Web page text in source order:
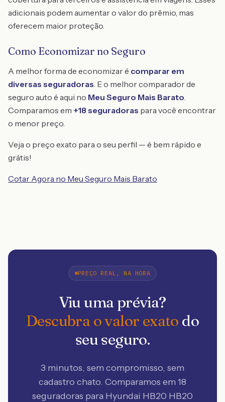
adicionais podem aumentar o valor do prêmio, mas
oferecem maior proteção.
Como Economizar no Seguro
A melhor forma de economizar é comparar em
diversas seguradoras. E o melhor comparador de
seguro auto é aqui no Meu Seguro Mais Barato.
Comparamos em +18 seguradoras para você encontrar
o menor preço.
Veja o preço exato para o seu perfil — é bem rápido e
grátis!
Cotar Agora no Meu Seguro Mais Barato
PREÇO REAL, NA HORA
Viu uma prévia?
Descubra o valor exato do
seu seguro.
3 minutos, sem compromisso, sem
cadastro chato. Comparamos em 18
seguradoras para Hyundai HB20 HB20